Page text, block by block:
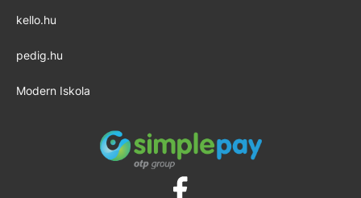
kello.hu
pedig.hu
Modern Iskola